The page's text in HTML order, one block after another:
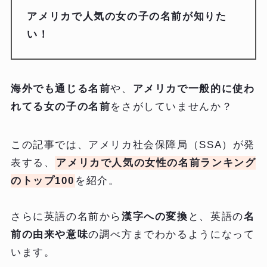
アメリカで人気の女の子の名前が知りた
い！
海外でも通じる名前や、 アメリカで一般的に使わ
れてる女の子の名前をさがしていませんか？
この記事では、アメリカ社会保障局（SSA）が発
表する、
アメリカで人気の女性の名前ランキング
のトップ100 を紹介。
さらに英語の名前から漢字への変換 と、英語の名
前の由来や意味の調べ方までわかるようになって
います。